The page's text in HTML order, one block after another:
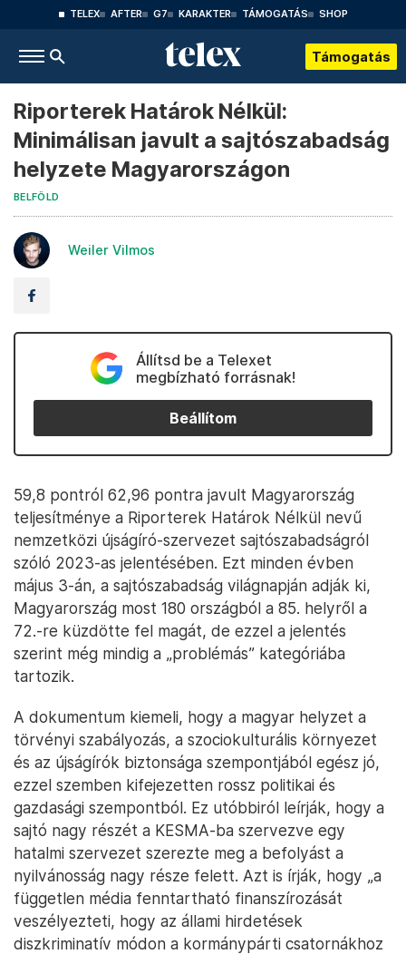
TELEX AFTER G7 KARAKTER TÁMOGATÁS SHOP
Támogatás
Riporterek Határok Nélkül:
Minimálisan javult a sajtószabadság
helyzete Magyarországon
BELFÖLD
Weiler Vilmos
Állítsd be a Telexet
megbízható forrásnak!
Beállítom
59,8 pontról 62,96 pontra javult Magyarország
teljesítménye a Riporterek Határok Nélkül nevű
nemzetközi újságíró-szervezet sajtószabadságról
szóló 2023-as jelentésében. Ezt minden évben
május 3-án, a sajtószabadság világnapján adják ki,
Magyarország most 180 országból a 85. helyről a
72.-re küzdötte fel magát, de ezzel a jelentés
szerint még mindig a „problémás” kategóriába
tartozik.
A dokumentum kiemeli, hogy a magyar helyzet a
törvényi szabályozás, a szociokulturális környezet
és az újságírók biztonsága szempontjából egész jó,
ezzel szemben kifejezetten rossz politikai és
gazdasági szempontból. Ez utóbbiról leírják, hogy a
sajtó nagy részét a KESMA-ba szervezve egy
hatalmi szervezet szerezte meg a befolyást a
nyilvánosság nagy része felett. Azt is írják, hogy „a
független média fenntartható finanszírozását
veszélyezteti, hogy az állami hirdetések
diszkriminatív módon a kormánypárti csatornákhoz